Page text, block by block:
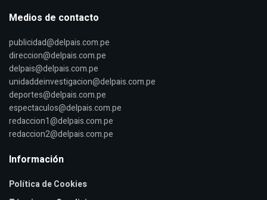
Medios de contacto
publicidad@delpais.com.pe
direccion@delpais.com.pe
delpais@delpais.com.pe
unidaddeinvestigacion@delpais.com.pe
deportes@delpais.com.pe
espectaculos@delpais.com.pe
redaccion1@delpais.com.pe
redaccion2@delpais.com.pe
Información
Política de Cookies